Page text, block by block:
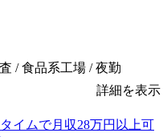
/ 食品系工場 / 夜勤
詳細を表示